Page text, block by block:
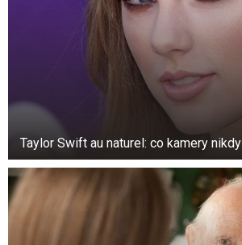
10. Odstraňte zatuchlý zápach z
Pokud bylo vaše prádlo vlhké a
zápach, znovu ho vyperte s
několika kapkami esenciálního
11. Zakryjte škrábance na
Smíchejte jablečný ocet s
poškozené místo. U
množství jódu – škrábance
neviditelné.
Taylor Swift au naturel: co kamery